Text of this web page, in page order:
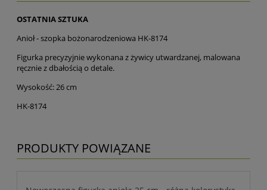
OSTATNIA SZTUKA
Anioł - szopka bożonarodzeniowa HK-8174
Figurka precyzyjnie wykonana z żywicy utwardzanej, malowana
ręcznie z dbałością o detale.
Wysokość: 26 cm
HK-8174
PRODUKTY POWIĄZANE